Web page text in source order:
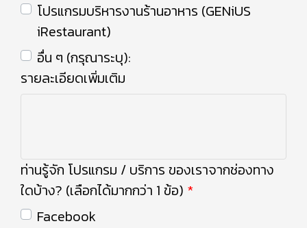
โปรแกรมบริหารงานร้านอาหาร (GENiUS
iRestaurant)
อื่น ๆ (กรุณาระบุ):
รายละเอียดเพิ่มเติม
ท่านรู้จัก โปรแกรม / บริการ ของเราจากช่องทาง
ใดบ้าง? (เลือกได้มากกว่า 1 ข้อ)
Facebook